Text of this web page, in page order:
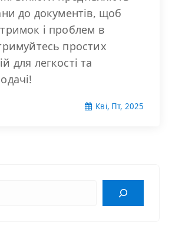
до документів, щоб
і проблем в
простих
для легкості та
Кві, Пт, 2025